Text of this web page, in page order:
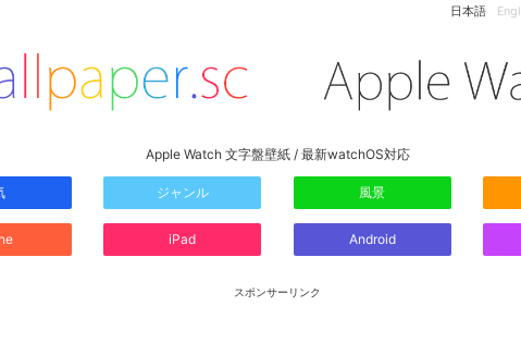
日本語
Apple Watch 文字盤壁紙 / 最新watchOS対応
ジャンル 風景
iPad Android
スポンサーリンク